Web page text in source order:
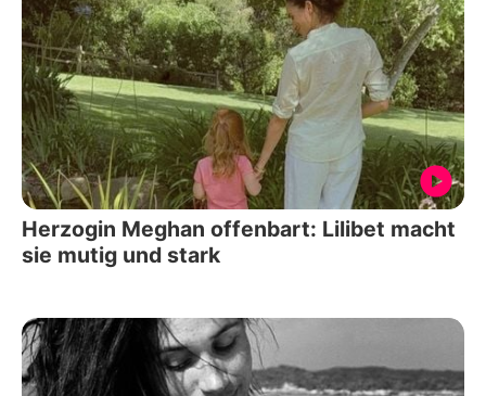
Herzogin Meghan offenbart: Lilibet macht
sie mutig und stark